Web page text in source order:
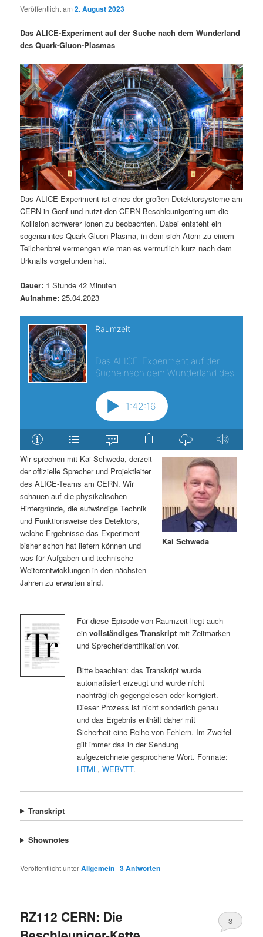
Veröffentlicht am2. August 2023
Das ALICE-Experiment auf der Suche nach dem Wunderland
des Quark-Gluon-Plasmas
Das ALICE-Experiment ist eines der großen Detektorsysteme am
CERN in Genf und nutzt den CERN-Beschleunigerring um die
Kollision schwerer Ionen zu beobachten. Dabei entsteht ein
sogenanntes Quark-Gluon-Plasma, in dem sich Atom zu einem
Teilchenbrei vermengen wie man es vermutlich kurz nach dem
Urknalls vorgefunden hat.
Dauer: 1 Stunde 42 Minuten
Aufnahme: 25.04.2023
Kai Schweda
Wir sprechen mit Kai Schweda, derzeit
der offizielle Sprecher und Projektleiter
des ALICE-Teams am CERN. Wir
schauen auf die physikalischen
Hintergründe, die aufwändige Technik
und Funktionsweise des Detektors,
welche Ergebnisse das Experiment
bisher schon hat liefern können und
was für Aufgaben und technische
Weiterentwicklungen in den nächsten
Jahren zu erwarten sind.
Für diese Episode von Raumzeit liegt auch
ein vollständiges Transkriptmit Zeitmarken
und Sprecheridentifikation vor.
Bitte beachten: das Transkript wurde
automatisiert erzeugt und wurde nicht
nachträglich gegengelesen oder korrigiert.
Dieser Prozess ist nicht sonderlich genau
und das Ergebnis enthält daher mit
Sicherheit eine Reihe von Fehlern. Im Zweifel
gilt immer das in der Sendung
aufgezeichnete gesprochene Wort. Formate:
HTML , WEBVTT.
Transkript
Shownotes
Veröffentlicht unterAllgemein |3Antworten
RZ112 CERN: Die
3